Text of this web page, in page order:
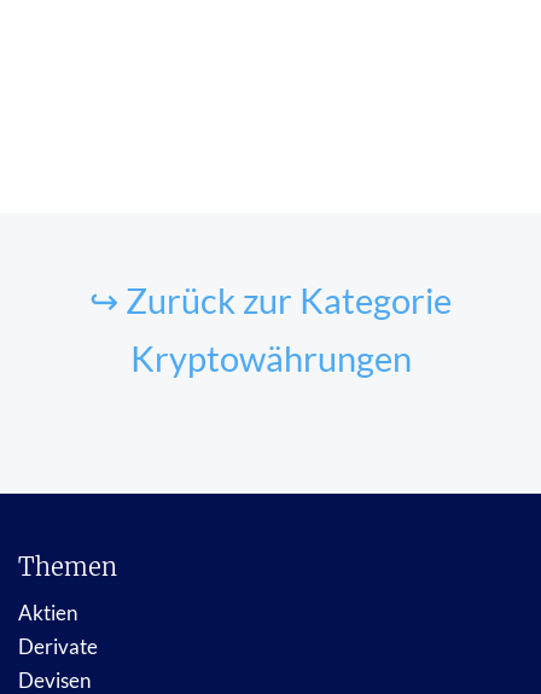
↪ Zurück zur Kategorie
Kryptowährungen
Themen
Aktien
Derivate
Devisen